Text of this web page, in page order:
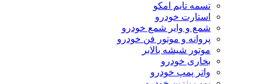
تسمه تایم امکو
استارت خودرو
شمع و وایر شمع خودرو
پروانه و موتور فن خودرو
موتور شیشه بالابر
بخاری خودرو
واتر پمپ خودرو